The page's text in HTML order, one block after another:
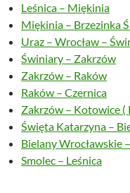
Leśnica – Miękinia
Miękinia – Brzezinka
Uraz – Wrocław –
Świniary – Zakrzów
Zakrzów – Raków
Raków – Czernica
Zakrzów – Kotowice (
Święta Katarzyna –
Bielany Wrocławskie
Smolec – Leśnica